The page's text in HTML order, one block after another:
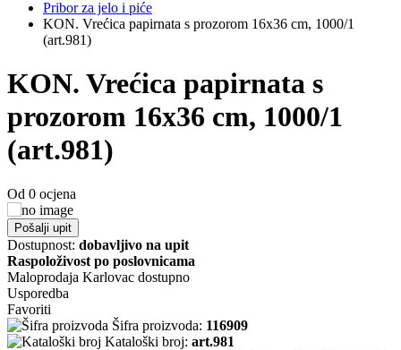
Pribor za jelo i piće
KON. Vrećica papirnata s prozorom 16x36 cm, 1000/1
(art.981)
KON. Vrećica papirnata s
prozorom 16x36 cm, 1000/1
(art.981)
Od 0 ocjena
Pošalji upit
Dostupnost: dobavljivo na upit
Raspoloživost po poslovnicama
Maloprodaja Karlovac dostupno
Usporedba
Favoriti
Šifra proizvoda: 116909
Kataloški broj: art.981